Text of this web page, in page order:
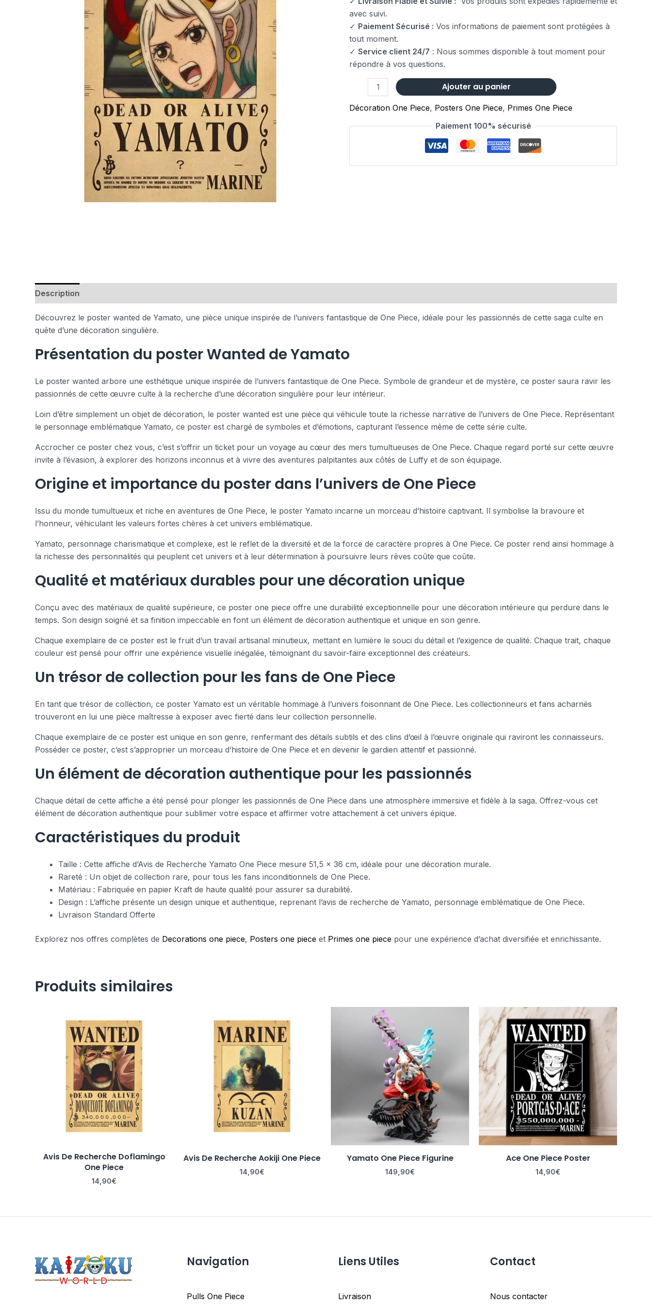
avec suivi.
✓ Paiement Sécurisé : Vos informations de paiement sont protégées à
tout moment.
✓ Service client 24/7 : Nous sommes disponible à tout moment pour
répondre à vos questions.
Ajouter au panier
Décoration One Piece, Posters One Piece, Primes One Piece
Paiement 100% sécurisé
Description
Découvrez le poster wanted de Yamato, une pièce unique inspirée de l’univers fantastique de One Piece, idéale pour les passionnés de cette saga culte en
quête d’une décoration singulière.
Présentation du poster Wanted de Yamato
Le poster wanted arbore une esthétique unique inspirée de l’univers fantastique de One Piece. Symbole de grandeur et de mystère, ce poster saura ravir les
passionnés de cette œuvre culte à la recherche d’une décoration singulière pour leur intérieur.
Loin d’être simplement un objet de décoration, le poster wanted est une pièce qui véhicule toute la richesse narrative de l’univers de One Piece. Représentant
le personnage emblématique Yamato, ce poster est chargé de symboles et d’émotions, capturant l’essence même de cette série culte.
Accrocher ce poster chez vous, c’est s’offrir un ticket pour un voyage au cœur des mers tumultueuses de One Piece. Chaque regard porté sur cette œuvre
invite à l’évasion, à explorer des horizons inconnus et à vivre des aventures palpitantes aux côtés de Luffy et de son équipage.
Origine et importance du poster dans l’univers de One Piece
Issu du monde tumultueux et riche en aventures de One Piece, le poster Yamato incarne un morceau d’histoire captivant. Il symbolise la bravoure et
l’honneur, véhiculant les valeurs fortes chères à cet univers emblématique.
Yamato, personnage charismatique et complexe, est le reflet de la diversité et de la force de caractère propres à One Piece. Ce poster rend ainsi hommage à
la richesse des personnalités qui peuplent cet univers et à leur détermination à poursuivre leurs rêves coûte que coûte.
Qualité et matériaux durables pour une décoration unique
Conçu avec des matériaux de qualité supérieure, ce poster one piece offre une durabilité exceptionnelle pour une décoration intérieure qui perdure dans le
temps. Son design soigné et sa finition impeccable en font un élément de décoration authentique et unique en son genre.
Chaque exemplaire de ce poster est le fruit d’un travail artisanal minutieux, mettant en lumière le souci du détail et l’exigence de qualité. Chaque trait, chaque
couleur est pensé pour offrir une expérience visuelle inégalée, témoignant du savoir-faire exceptionnel des créateurs.
Un trésor de collection pour les fans de One Piece
En tant que trésor de collection, ce poster Yamato est un véritable hommage à l’univers foisonnant de One Piece. Les collectionneurs et fans acharnés
trouveront en lui une pièce maîtresse à exposer avec fierté dans leur collection personnelle.
Chaque exemplaire de ce poster est unique en son genre, renfermant des détails subtils et des clins d’œil à l’œuvre originale qui raviront les connaisseurs.
Posséder ce poster, c’est s’approprier un morceau d’histoire de One Piece et en devenir le gardien attentif et passionné.
Un élément de décoration authentique pour les passionnés
Chaque détail de cette affiche a été pensé pour plonger les passionnés de One Piece dans une atmosphère immersive et fidèle à la saga. Offrez-vous cet
élément de décoration authentique pour sublimer votre espace et affirmer votre attachement à cet univers épique.
Caractéristiques du produit
Taille : Cette affiche d’Avis de Recherche Yamato One Piece mesure 51,5 x 36 cm, idéale pour une décoration murale.
Rareté : Un objet de collection rare, pour tous les fans inconditionnels de One Piece.
Matériau : Fabriquée en papier Kraft de haute qualité pour assurer sa durabilité.
Design : L’affiche présente un design unique et authentique, reprenant l’avis de recherche de Yamato, personnage emblématique de One Piece.
Livraison Standard Offerte
Explorez nos offres complètes de Decorations one piece, Posters one piece et Primes one piece pour une expérience d’achat diversifiée et enrichissante.
Produits similaires
Avis De Recherche Doflamingo
One Piece
14,90€
Avis De Recherche Aokiji One Piece
14,90€
Yamato One Piece Figurine
149,90€
Ace One Piece Poster
14,90€
Navigation
Pulls One Piece
Liens Utiles
Livraison
Contact
Nous contacter